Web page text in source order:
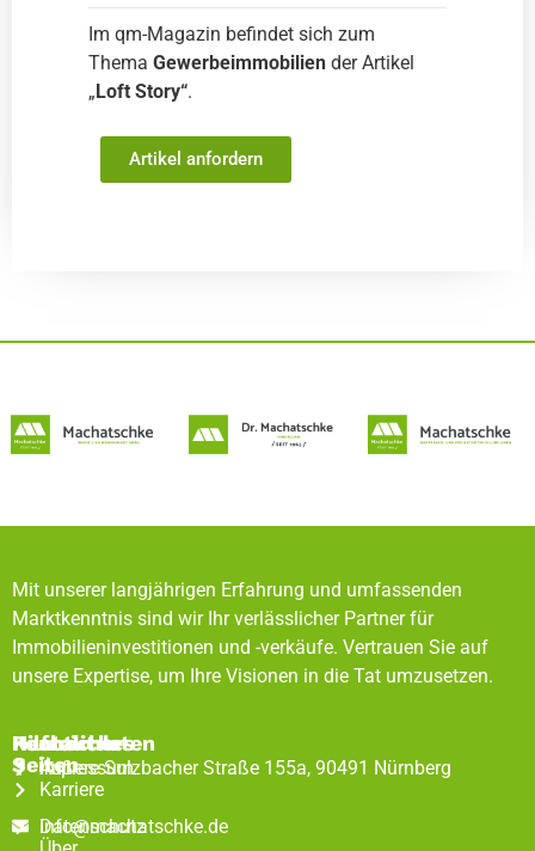
Im qm-Magazin befindet sich zum
Thema Gewerbeimmobilien der Artikel
„ Loft Story“.
Artikel anfordern
Mit unserer langjährigen Erfahrung und umfassenden
Marktkenntnis sind wir Ihr verlässlicher Partner für
Immobilieninvestitionen und -verkäufe. Vertrauen Sie auf
unsere Expertise, um Ihre Visionen in die Tat umzusetzen.
Rechtliches
Impressum
Datenschutz
Hilfreiche
Seiten
Karriere
Kontaktdaten
Äußere Sulzbacher Straße 155a, 90491 Nürnberg
info@machatschke.de